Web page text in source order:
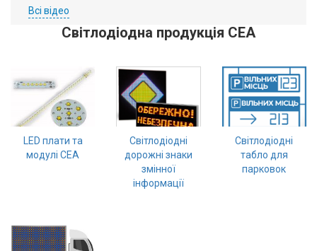
Всі відео
Світлодіодна продукція СЕА
LED плати та
модулі CEA
Світлодіодні
дорожні знаки
змінної
інформації
Світлодіодні
табло для
парковок